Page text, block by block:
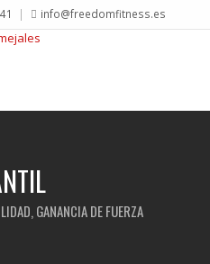
info@freedomfitness.es
GANANCIA DE FUERZA